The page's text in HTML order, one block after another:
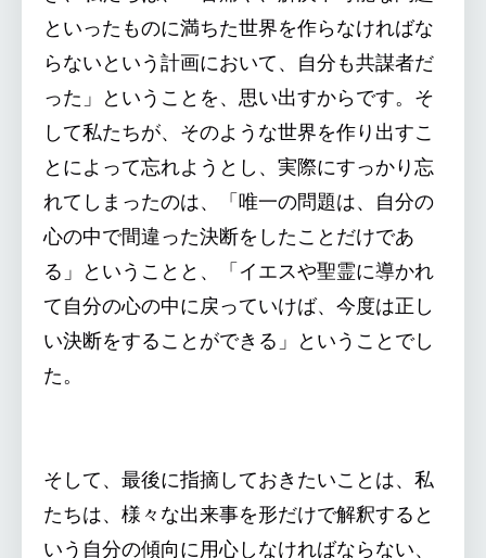
といったものに満ちた世界を作らなければな
らないという計画において、自分も共謀者だ
った」ということを、思い出すからです。そ
して私たちが、そのような世界を作り出すこ
とによって忘れようとし、実際にすっかり忘
れてしまったのは、「唯一の問題は、自分の
心の中で間違った決断をしたことだけであ
る」ということと、「イエスや聖霊に導かれ
て自分の心の中に戻っていけば、今度は正し
い決断をすることができる」ということでし
た。
そして、最後に指摘しておきたいことは、私
たちは、様々な出来事を形だけで解釈すると
いう自分の傾向に用心しなければならない、